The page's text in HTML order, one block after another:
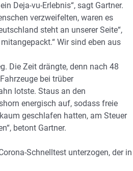
Deja-vu-Erlebnis“, sagt Gartner.
verzweifelten, waren es
steht an unserer Seite“,
Wir sind eben aus
Die Zeit drängte, denn nach 48
bei trüber
lotste. Staus an den
energisch auf, sodass freie
geschlafen hatten, am Steuer
betont Gartner.
Schnelltest unterzogen, der in